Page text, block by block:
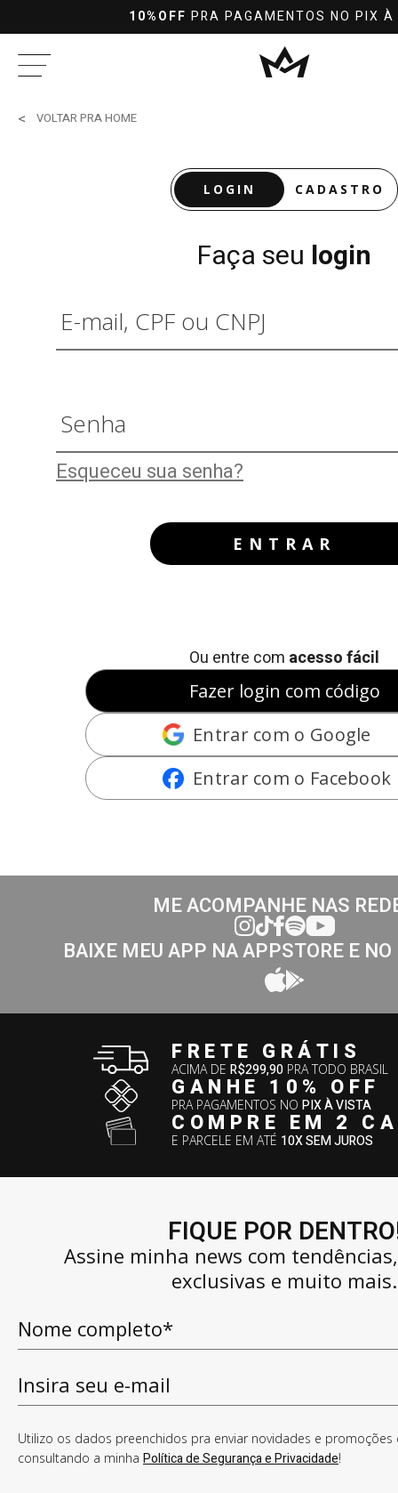
10%OFF PRA PAGAMENTOS NO PIX
VOLTAR PRA HOME
LOGIN CADASTRO
Faça seu login
Esqueceu sua senha?
ENTRAR
Ou entre com acesso fácil
Fazer login com código
Entrar com o Google
Entrar com o Facebook
ME ACOMPANHE NAS
BAIXE MEU APP NA APPSTORE E
FRETE GRÁTIS
ACIMA DER$299,90 PRA TODO BRASIL
GANHE 10% OFF
PRA PAGAMENTOS NOPIX À VISTA
COMPRE EM 2
E PARCELE EM ATÉ 10X SEM JUROS
FIQUE POR
Assine minha news com
exclusivas e muito mais.
Utilizo os dados preenchidos pra enviar novidades e promoções
consultando a minha Política de Segurança e Privacidade!